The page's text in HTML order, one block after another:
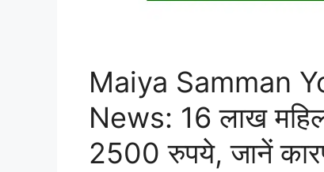
Maiya Samman
News: 16 लाख
2500 रुपये, जानें